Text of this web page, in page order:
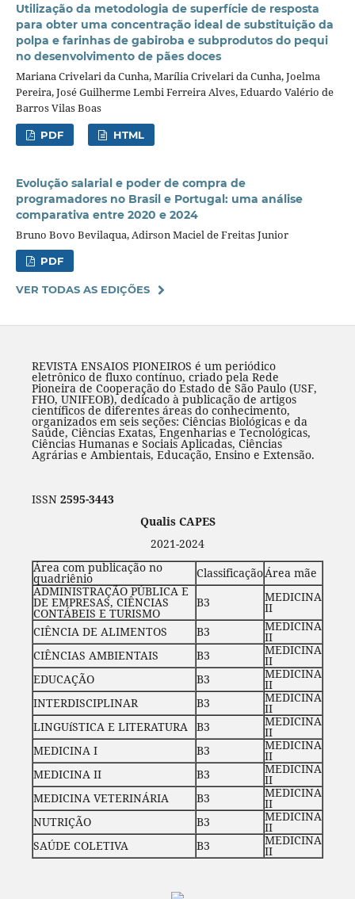
Utilização da metodologia de superfície de resposta
para obter uma concentração ideal de substituição da
polpa e farinhas de gabiroba e subprodutos do pequi
no desenvolvimento de pães doces
Mariana Crivelari da Cunha, Marília Crivelari da Cunha, Joelma
Pereira, José Guilherme Lembi Ferreira Alves, Eduardo Valério de
Barros Vilas Boas
PDF HTML
Evolução salarial e poder de compra de
programadores no Brasil e Portugal: uma análise
comparativa entre 2020 e 2024
Bruno Bovo Bevilaqua, Adirson Maciel de Freitas Junior
PDF
VER TODAS AS EDIÇÕES
REVISTA ENSAIOS PIONEIROS é um periódico
eletrônico de fluxo contínuo, criado pela Rede
Pioneira de Cooperação do Estado de São Paulo (USF,
FHO, UNIFEOB), dedicado à publicação de artigos
científicos de diferentes áreas do conhecimento,
organizados em seis seções: Ciências Biológicas e da
Saúde, Ciências Exatas, Engenharias e Tecnológicas,
Ciências Humanas e Sociais Aplicadas, Ciências
Agrárias e Ambientais, Educação, Ensino e Extensão.
ISSN 2595-3443
Qualis CAPES
2021-2024
Área com publicação no
quadriênio ClassificaçãoÁrea mãe
ADMINISTRAÇÃO PÚBLICA E
DE EMPRESAS, CIÊNCIAS
CONTÁBEIS E TURISMO
B3 MEDICINA
II
CIÊNCIA DE ALIMENTOS
B3 MEDICINA
II
CIÊNCIAS AMBIENTAIS
B3 MEDICINA
II
EDUCAÇÃO
B3 MEDICINA
II
INTERDISCIPLINAR
B3 MEDICINA
II
LINGUíSTICA E LITERATURA B3 MEDICINA
II
MEDICINA I
B3 MEDICINA
II
MEDICINA II
B3 MEDICINA
II
MEDICINA VETERINÁRIA
B3 MEDICINA
II
NUTRIÇÃO
B3 MEDICINA
II
SAÚDE COLETIVA
B3 MEDICINA
II